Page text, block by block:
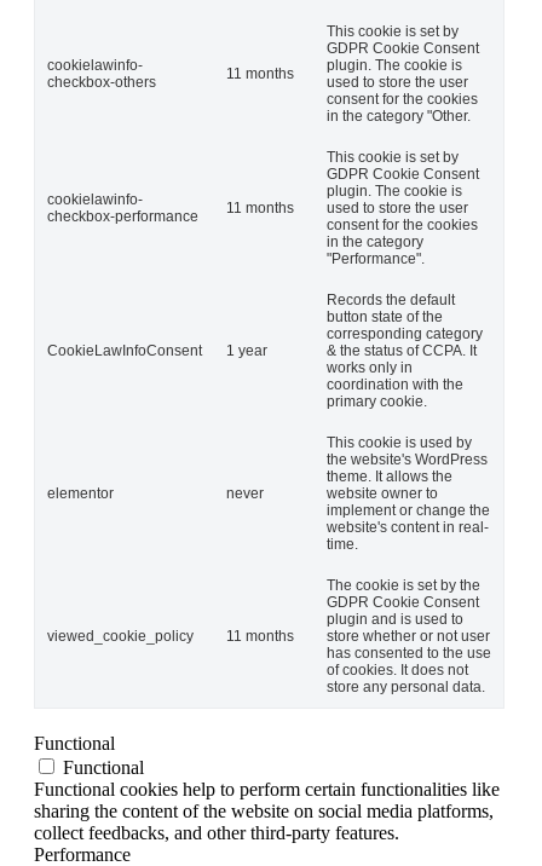
cookielawinfo-
checkbox-others
11 months
This cookie is set by
GDPR Cookie Consent
plugin. The cookie is
used to store the user
consent for the cookies
in the category "Other.
cookielawinfo-
checkbox-performance
11 months
This cookie is set by
GDPR Cookie Consent
plugin. The cookie is
used to store the user
consent for the cookies
in the category
"Performance".
CookieLawInfoConsent 1 year
Records the default
button state of the
corresponding category
& the status of CCPA. It
works only in
coordination with the
primary cookie.
elementor never
This cookie is used by
the website's WordPress
theme. It allows the
website owner to
implement or change the
website's content in real-
time.
viewed_cookie_policy 11 months
The cookie is set by the
GDPR Cookie Consent
plugin and is used to
store whether or not user
has consented to the use
of cookies. It does not
store any personal data.
Functional
Functional
Functional cookies help to perform certain functionalities like
sharing the content of the website on social media platforms,
collect feedbacks, and other third-party features.
Performance